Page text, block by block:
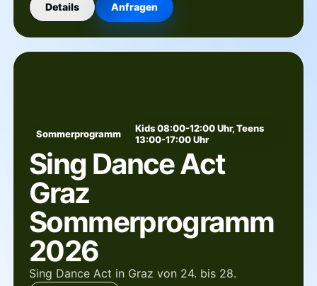
Details Anfragen
Sommerprogramm
Kids 08:00-12:00 Uhr, Teens
13:00-17:00 Uhr
Sing Dance Act
Graz
Sommerprogramm
2026
Sing Dance Act in Graz von 24. bis 28.